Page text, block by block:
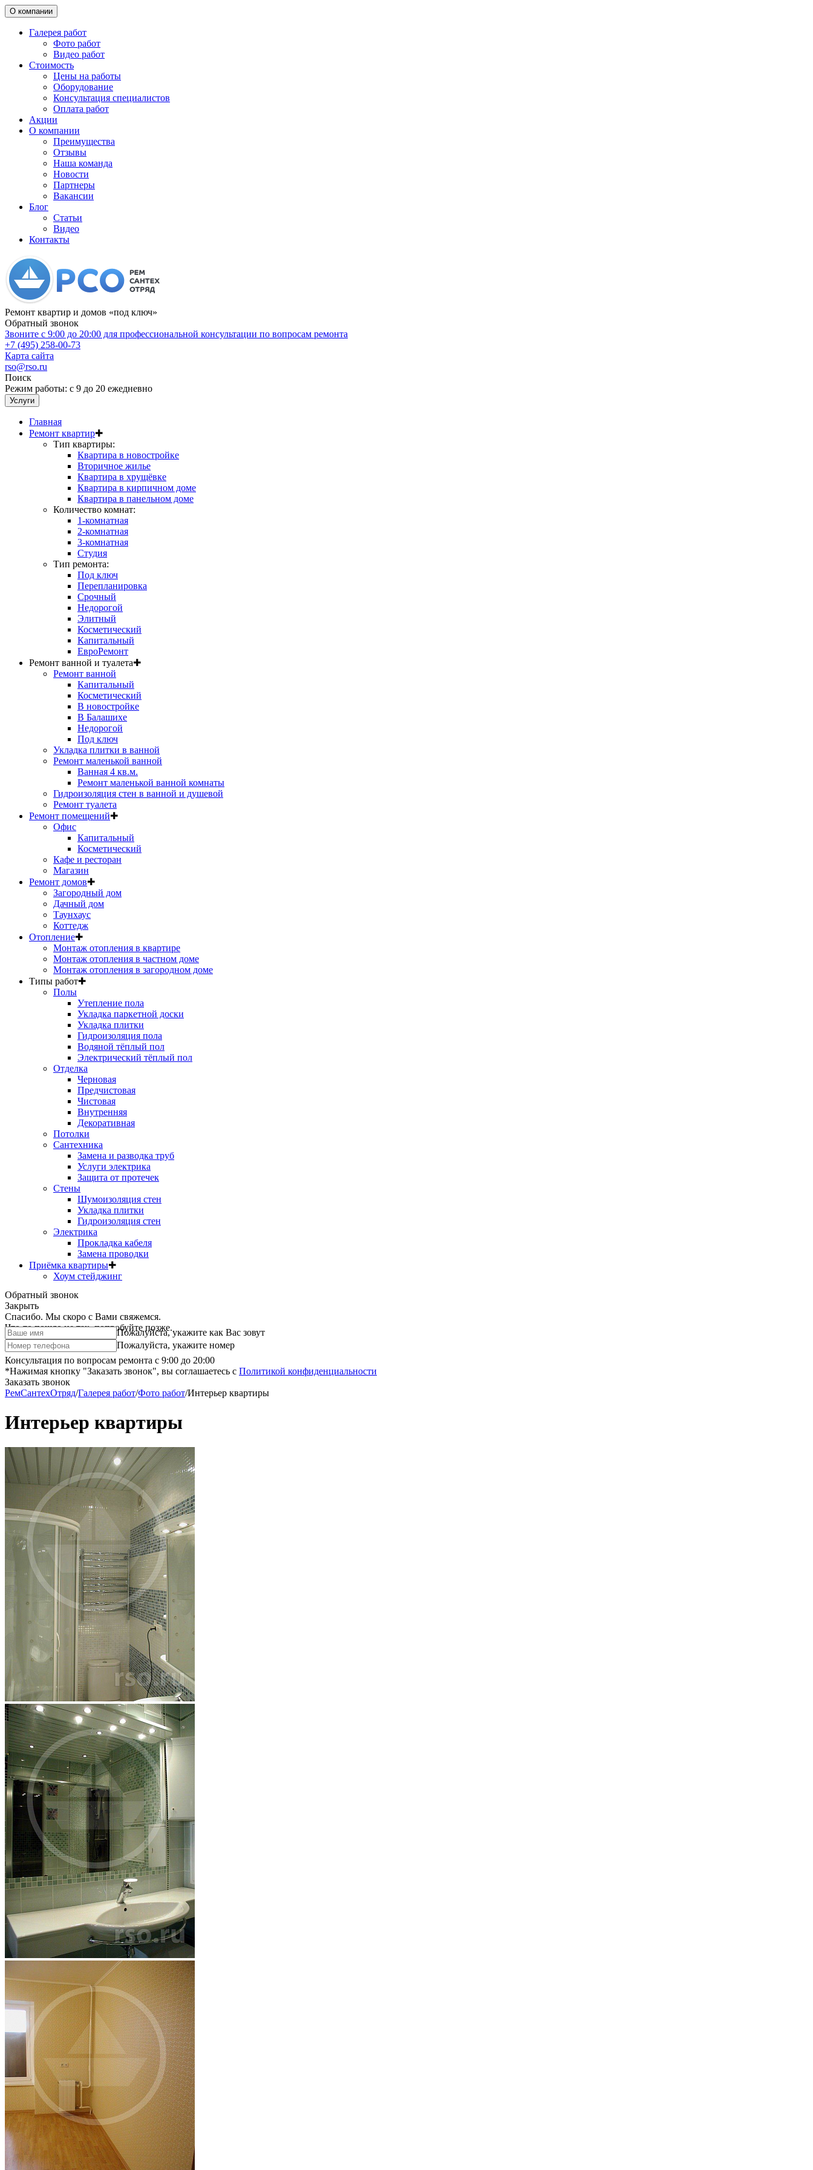
О компании
Галерея работ
Фото работ
Видео работ
Стоимость
Цены на работы
Оборудование
Консультация специалистов
Оплата работ
Акции
О компании
Преимущества
Отзывы
Наша команда
Новости
Партнеры
Вакансии
Блог
Статьи
Видео
Контакты
Ремонт квартир и домов «под ключ»
Обратный звонок
Звоните с 9:00 до 20:00 для профессиональной консультации по вопросам ремонта
+7 (495) 258-00-73
Карта сайта
rso@rso.ru
Поиск
Режим работы: с 9 до 20 ежедневно
Услуги
Главная
Ремонт квартир✚
Тип квартиры:
Квартира в новостройке
Вторичное жилье
Квартира в хрущёвке
Квартира в кирпичном доме
Квартира в панельном доме
Количество комнат:
1-комнатная
2-комнатная
3-комнатная
Студия
Тип ремонта:
Под ключ
Перепланировка
Срочный
Недорогой
Элитный
Косметический
Капитальный
ЕвроРемонт
Ремонт ванной и туалета✚
Ремонт ванной
Капитальный
Косметический
В новостройке
В Балашихе
Недорогой
Под ключ
Укладка плитки в ванной
Ремонт маленькой ванной
Ванная 4 кв.м.
Ремонт маленькой ванной комнаты
Гидроизоляция стен в ванной и душевой
Ремонт туалета
Ремонт помещений✚
Офис
Капитальный
Косметический
Кафе и ресторан
Магазин
Ремонт домов✚
Загородный дом
Дачный дом
Таунхаус
Коттедж
Отопление✚
Монтаж отопления в квартире
Монтаж отопления в частном доме
Монтаж отопления в загородном доме
Типы работ✚
Полы
Утепление пола
Укладка паркетной доски
Укладка плитки
Гидроизоляция пола
Водяной тёплый пол
Электрический тёплый пол
Отделка
Черновая
Предчистовая
Чистовая
Внутренняя
Декоративная
Потолки
Сантехника
Замена и разводка труб
Услуги электрика
Защита от протечек
Стены
Шумоизоляция стен
Укладка плитки
Гидроизоляция стен
Электрика
Прокладка кабеля
Замена проводки
Приёмка квартиры✚
Хоум стейджинг
Обратный звонок
Закрыть
Спасибо. Мы скоро с Вами свяжемся.
Что-то пошло не так, попробуйте позже.Пожалуйста, укажите как Вас зовут
Пожалуйста, укажите номер
Консультация по вопросам ремонта с 9:00 до 20:00
*Нажимая кнопку "Заказать звонок", вы соглашаетесь с Политикой конфиденциальности
Заказать звонок
РемСантехОтряд/Галерея работ/Фото работ/Интерьер квартиры
Интерьер квартиры